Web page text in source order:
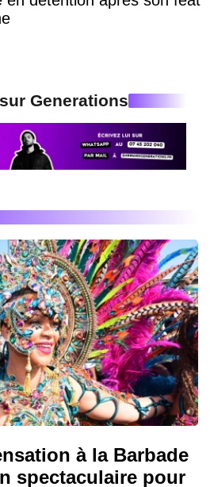
Generations
à la Barbade
spectaculaire pour